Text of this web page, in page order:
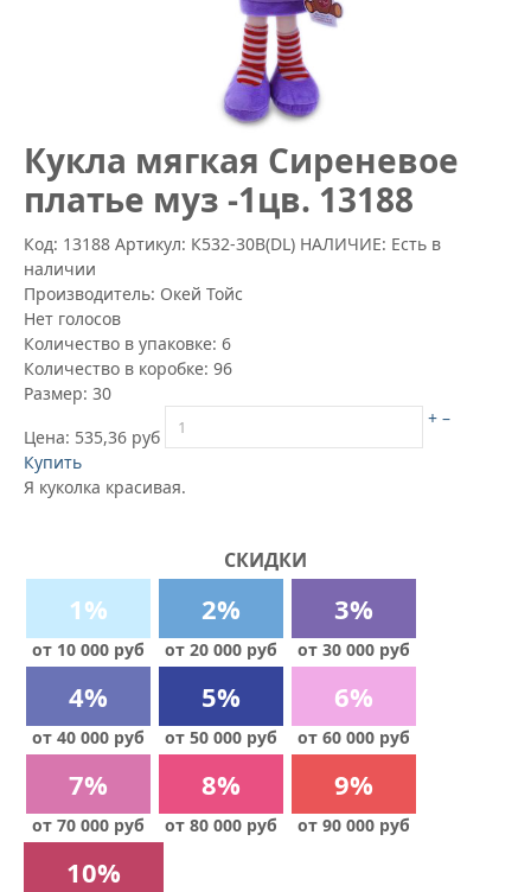
Кукла мягкая Сиреневое
платье муз -1цв. 13188
Код: 13188 Артикул: К532-30В(DL) НАЛИЧИЕ: Есть в
наличии
Производитель: Окей Тойс
Нет голосов
Количество в упаковке: 6
Количество в коробке: 96
Размер: 30
Цена: 535,36 руб
+ –
Купить
Я куколка красивая.
СКИДКИ
1%
от 10 000 руб
2%
от 20 000 руб
3%
от 30 000 руб
4%
от 40 000 руб
5%
от 50 000 руб
6%
от 60 000 руб
7%
от 70 000 руб
8%
от 80 000 руб
9%
от 90 000 руб
10%